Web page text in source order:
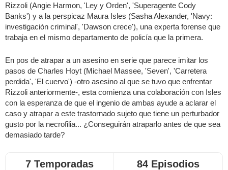
Rizzoli (Angie Harmon, 'Ley y Orden', 'Superagente Cody
Banks') y a la perspicaz Maura Isles (Sasha Alexander, 'Navy:
investigación criminal', 'Dawson crece'), una experta forense que
trabaja en el mismo departamento de policía que la primera.
En pos de atrapar a un asesino en serie que parece imitar los
pasos de Charles Hoyt (Michael Massee, 'Seven', 'Carretera
perdida', 'El cuervo') -otro asesino al que se tuvo que enfrentar
Rizzoli anteriormente-, esta comienza una colaboración con Isles
con la esperanza de que el ingenio de ambas ayude a aclarar el
caso y atrapar a este trastornado sujeto que tiene un perturbador
gusto por la necrofilia... ¿Conseguirán atraparlo antes de que sea
demasiado tarde?
7 Temporadas 84 Episodios